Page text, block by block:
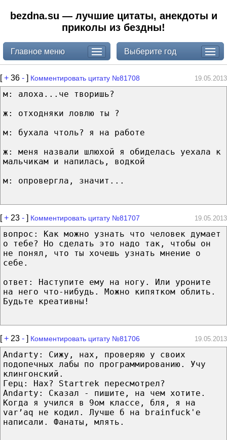
bezdna.su — лучшие цитаты, анекдоты и
приколы из бездны!
Главное меню Выберите год
[+ 36 - ] Комментировать цитату №81708 19.05.2013
м: алоха...че творишь?
ж: отходняки ловлю ты ?
м: бухала чтоль? я на работе
ж: меня назвали шлюхой я обиделась уехала к
мальчикам и напилась, водкой
м: опровергла, значит...
[+ 23 - ] Комментировать цитату №81707 19.05.2013
вопрос: Как можно узнать что человек думает
о тебе? Но сделать это надо так, чтобы он
не понял, что ты хочешь узнать мнение о
себе.
ответ: Наступите ему на ногу. Или уроните
на него что-нибудь. Можно кипятком облить.
Будьте креативны!
[+ 23 - ] Комментировать цитату №81706 19.05.2013
Andarty: Сижу, нах, проверяю у своих
подопечных лабы по программированию. Учу
клингонский.
Герц: Нах? Startrek пересмотрел?
Andarty: Сказал - пишите, на чем хотите.
Когда я учился в 9ом классе, бля, я на
var’aq не кодил. Лучше б на brainfuck'е
написали. Фанаты, млять.